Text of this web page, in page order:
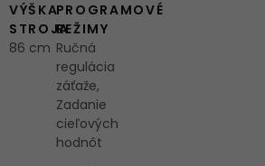
VÝŠKA
STROJA
86 cm
PROGRAMOVÉ
REŽIMY
Ručná
regulácia
záťaže,
Zadanie
cieľových
hodnôt